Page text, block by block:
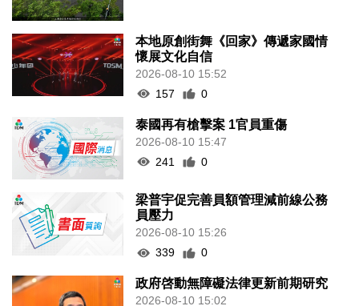
本地原創街舞《回家》傳遞家國情
懷展文化自信
2026-08-10 15:52
157
0
泰國再有槍擊案 1官員重傷
2026-08-10 15:47
241
0
梁普宇促完善員額管理減前線公務
員壓力
2026-08-10 15:26
339
0
政府啓動無障礙法律更新前期研究
2026-08-10 15:02